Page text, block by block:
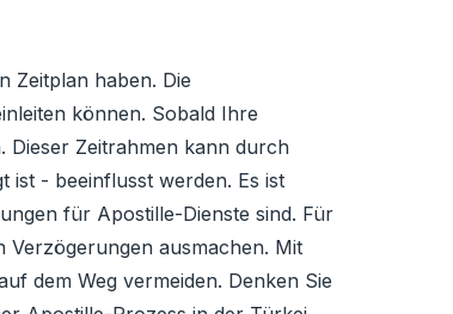
Zeitplan haben. Die
können. Sobald Ihre
Dieser Zeitrahmen kann durch
ist - beeinflusst werden. Es ist
für Apostille-Dienste sind. Für
Verzögerungen ausmachen. Mit
dem Weg vermeiden. Denken Sie